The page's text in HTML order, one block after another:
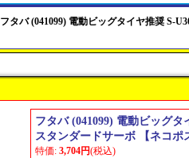
フタバ (041099) 電動ビッグタイヤ推奨 S-
フタバ (041099) 電動ビッグタ
スタンダードサーボ 【ネコポ
特価: 3,704円(税込)